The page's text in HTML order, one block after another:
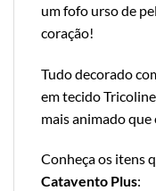
um fofo urso de
coração!
Tudo decorado
em tecido
mais animado que
Conheça os itens
Catavento Plus: